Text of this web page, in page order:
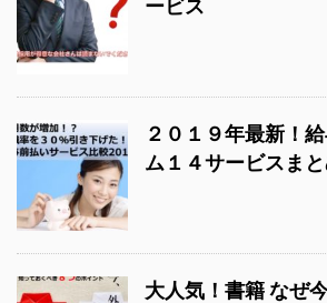
ービス
２０１９年最新！
ム１４サービスま
大人気！書籍 なぜ